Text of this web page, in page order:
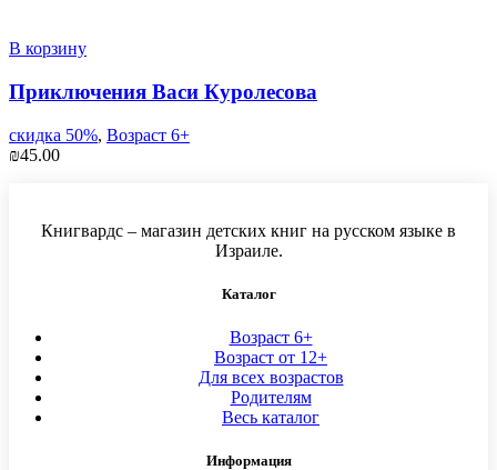
В корзину
Приключения Васи Куролесова
скидка 50%, Возраст 6+
₪45.00
Книгвардс – магазин детских книг на русском языке в
Израиле.
Каталог
Возраст 6+
Возраст от 12+
Для всех возрастов
Родителям
Весь каталог
Информация